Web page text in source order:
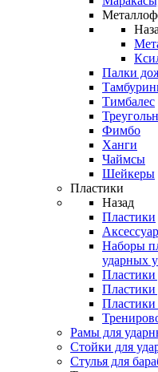
Палки
Тимбалес
Фимбо
Ханги
Чаймсы
Шейкеры
Пластики
Назад
Пластики
Наборы
ударных
Пластики
Пластики
Рамы для
Стойки для
Стулья для